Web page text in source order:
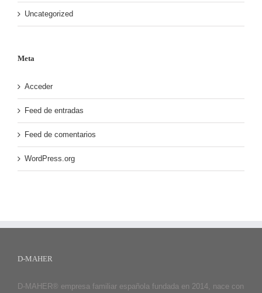
Uncategorized
Meta
Acceder
Feed de entradas
Feed de comentarios
WordPress.org
D-MAHER
D-MAHER® empresa familiar española fundada en 2014, nace con